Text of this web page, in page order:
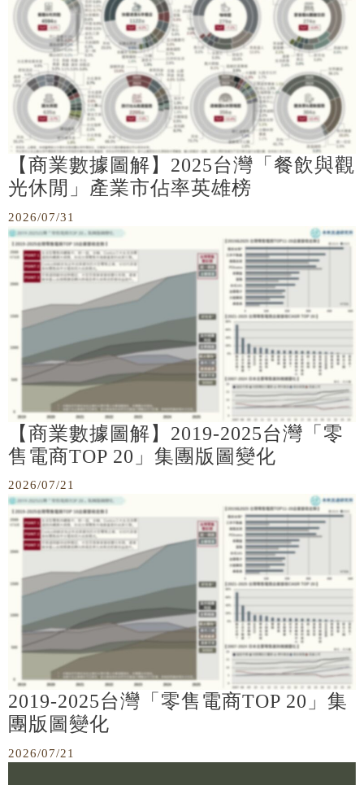
【商業數據圖解】2025台灣「餐飲與觀
光休閒」產業市佔率英雄榜
2026/07/31
【商業數據圖解】2019-2025台灣「零
售電商TOP 20」集團版圖變化
2026/07/21
2019-2025台灣「零售電商TOP 20」集
團版圖變化
2026/07/21